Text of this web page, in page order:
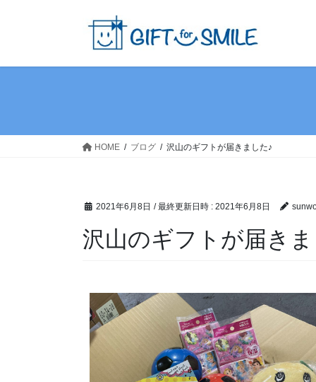
HOME ブログ 沢山のギフトが届きました♪
2021年6月8日 / 最終更新日時 : 2021年6月8日
沢山のギフトが届き